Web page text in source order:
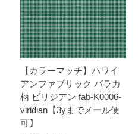
【カラーマッチ】ハワイ
アンファブリック パラカ
柄 ビリジアン fab-K0006-
viridian【3yまでメール便
可】